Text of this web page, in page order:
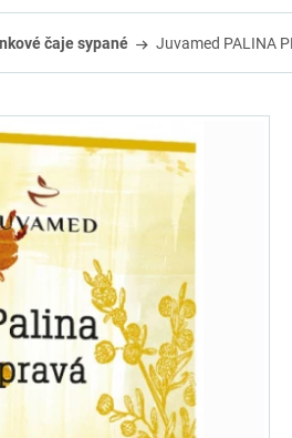
čaje sypané Juvamed PALINA